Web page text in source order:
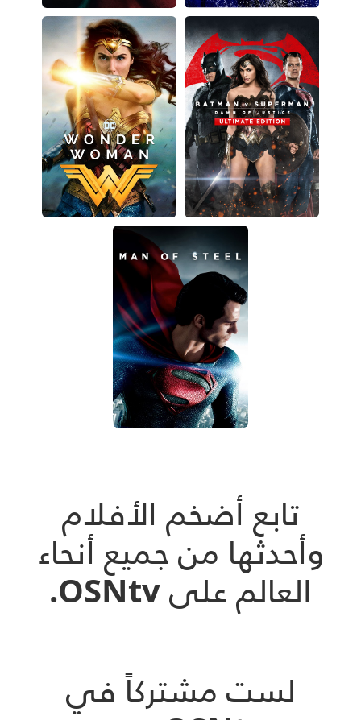
تابع أضخم الأفلام
وأحدثها من جميع أنحاء
العالم على OSNtv.
لست مشتركاً في